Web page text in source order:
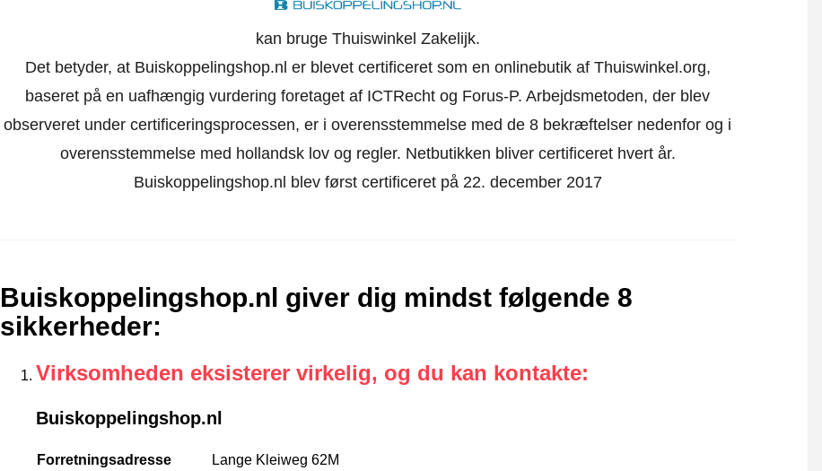
kan bruge Thuiswinkel Zakelijk.
Det betyder, at Buiskoppelingshop.nl er blevet certificeret som en onlinebutik af Thuiswinkel.org,
baseret på en uafhængig vurdering foretaget af ICTRecht og Forus-P. Arbejdsmetoden, der blev
observeret under certificeringsprocessen, er i overensstemmelse med de 8 bekræftelser nedenfor og i
overensstemmelse med hollandsk lov og regler. Netbutikken bliver certificeret hvert år.
Buiskoppelingshop.nl blev først certificeret på 22. december 2017
Buiskoppelingshop.nl giver dig mindst følgende 8
sikkerheder:
Virksomheden eksisterer virkelig, og du kan kontakte:
Buiskoppelingshop.nl
Forretningsadresse
Lange Kleiweg 62M